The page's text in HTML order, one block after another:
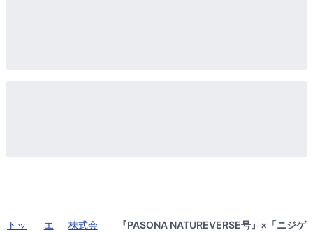
トッ
エ
株式会
『PASONA NATUREVERSE号』×「ニジゲ